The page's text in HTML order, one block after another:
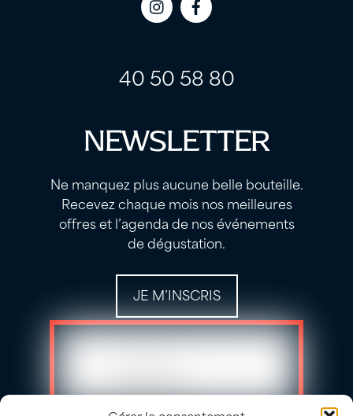
Icon
Icon
40 50 58 80
NEWSLETTER
Ne manquez plus aucune belle bouteille.
Recevez chaque mois nos meilleures
offres et l’agenda de nos événements
de dégustation.
JE M’INSCRIS